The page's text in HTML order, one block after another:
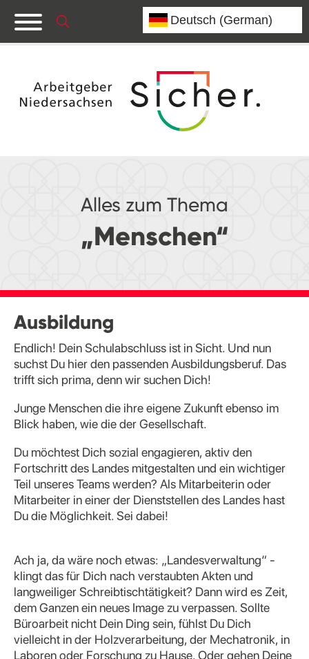
Alles zum Thema
„Menschen“
Ausbildung
Endlich! Dein Schulabschluss ist in Sicht. Und nun
suchst Du hier den passenden Ausbildungsberuf. Das
trifft sich prima, denn wir suchen Dich!
Junge Menschen die ihre eigene Zukunft ebenso im
Blick haben, wie die der Gesellschaft.
Du möchtest Dich sozial engagieren, aktiv den
Fortschritt des Landes mitgestalten und ein wichtiger
Teil unseres Teams werden? Als Mitarbeiterin oder
Mitarbeiter in einer der Dienststellen des Landes hast
Du die Möglichkeit. Sei dabei!
Ach ja, da wäre noch etwas: „Landesverwaltung“ -
klingt das für Dich nach verstaubten Akten und
langweiliger Schreibtischtätigkeit? Dann wird es Zeit,
dem Ganzen ein neues Image zu verpassen. Sollte
Büroarbeit nicht Dein Ding sein, fühlst Du Dich
vielleicht in der Holzverarbeitung, der Mechatronik, in
Laboren oder Forschung zu Hause. Oder gehen Deine